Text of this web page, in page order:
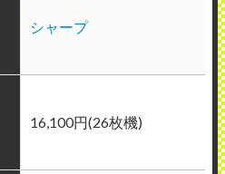
シャープ
16,100円(26枚機)